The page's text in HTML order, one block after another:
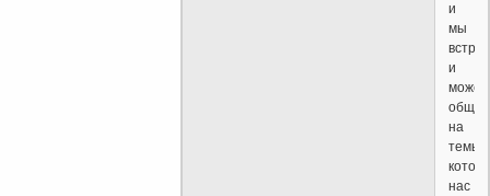
и
мы
и
можем
на
темы,
нас